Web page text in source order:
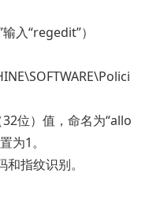
入“regedit”）
位）值，命名为“allo
为1。
指纹识别‌。